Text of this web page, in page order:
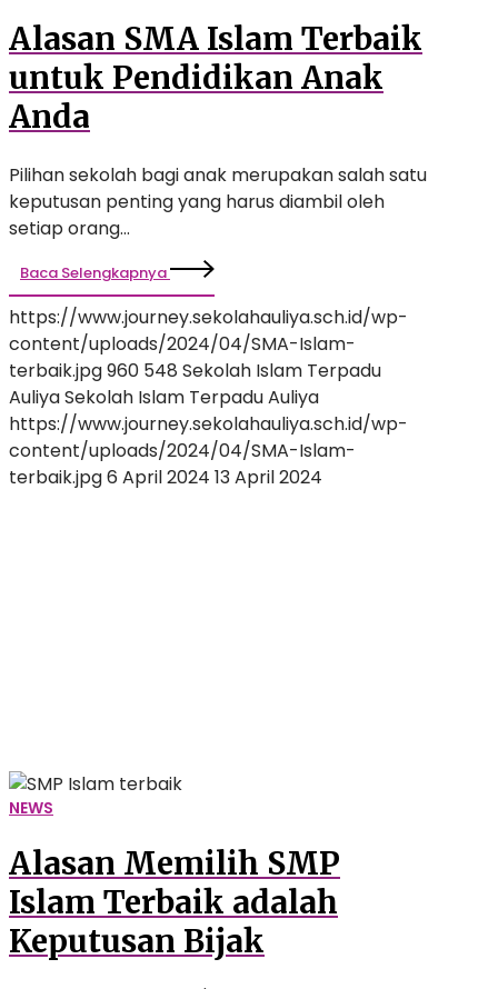
Alasan SMA Islam Terbaik
untuk Pendidikan Anak
Anda
Pilihan sekolah bagi anak merupakan salah satu
keputusan penting yang harus diambil oleh
setiap orang…
Baca Selengkapnya
https://www.journey.sekolahauliya.sch.id/wp-
content/uploads/2024/04/SMA-Islam-
terbaik.jpg960 548 Sekolah Islam Terpadu
AuliyaSekolah Islam Terpadu Auliya
https://www.journey.sekolahauliya.sch.id/wp-
content/uploads/2024/04/SMA-Islam-
terbaik.jpg6 April 2024 13 April 2024
NEWS
Alasan Memilih SMP
Islam Terbaik adalah
Keputusan Bijak